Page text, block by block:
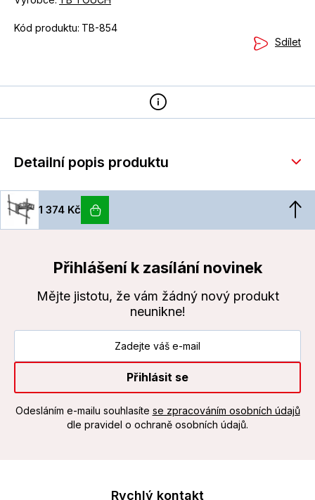
Kód produktu: TB-854
Sdílet
Detailní popis produktu
1 374 Kč
Přihlášení k zasílání novinek
Mějte jistotu, že vám žádný nový produkt
neunikne!
Přihlásit se
Odesláním e-mailu souhlasíte se zpracováním osobních údajů
dle pravidel o ochraně osobních údajů.
Rychlý kontakt